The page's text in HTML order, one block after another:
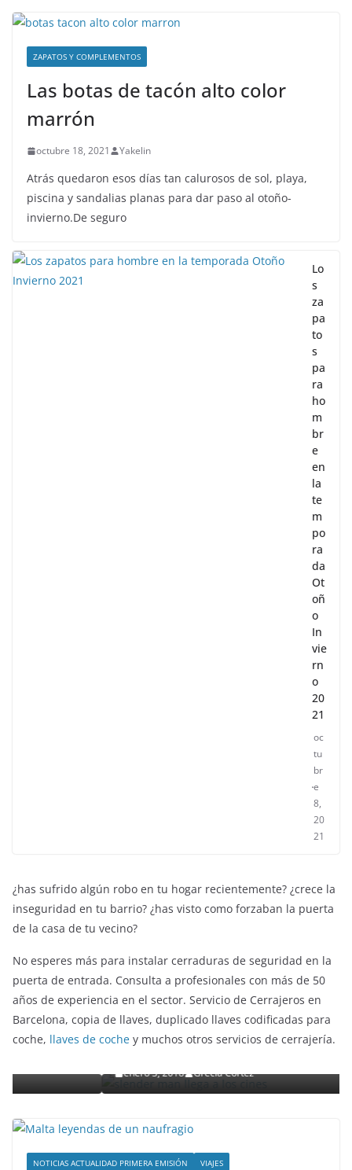
ZAPATOS Y COMPLEMENTOS
Las botas de tacón alto color
marrón
octubre 18, 2021 Yakelin
Atrás quedaron esos días tan calurosos de sol, playa,
piscina y sandalias planas para dar paso al otoño-
invierno.De seguro
Lo
s
za
pa
to
s
pa
ra
ho
m
br
e
en
la
te
m
po
ra
da
Ot
oñ
o
In
vie
rn
o
20
21
oc
tu
br
e
8,
20
21
¿has sufrido algún robo en tu hogar recientemente? ¿crece la
inseguridad en tu barrio? ¿has visto como forzaban la puerta
de la casa de tu vecino?
No esperes más para instalar cerraduras de seguridad en la
puerta de entrada. Consulta a profesionales con más de 50
años de experiencia en el sector. Servicio de Cerrajeros en
Barcelona, copia de llaves, duplicado llaves codificadas para
coche, llaves de coche y muchos otros servicios de cerrajería.
ENTRETENIMIENTO Y CURIOSIDADES LIBROS CINE Y TV
Slender Man llega al cine y te mostramos todos
detalles
enero 3, 2018 Grecia Cortez
NOTICIAS ACTUALIDAD PRIMERA EMISIÓN VIAJES